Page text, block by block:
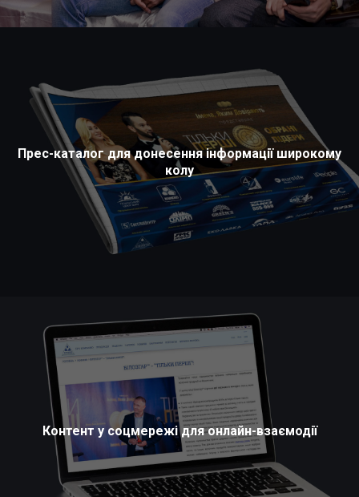
Прес-каталог для донесення інформації широкому
колу
Контент у соцмережі для онлайн-взаємодії